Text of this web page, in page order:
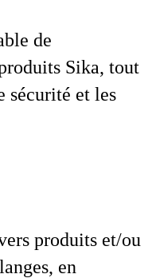
de
Sika, tout
sécurité et les
produits et/ou
en